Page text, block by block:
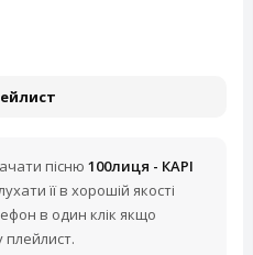
пісню 100лиця - КАРІ
її в хорошій якості
в один клік якщо